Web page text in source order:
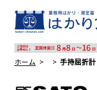
ホーム 手持屈折